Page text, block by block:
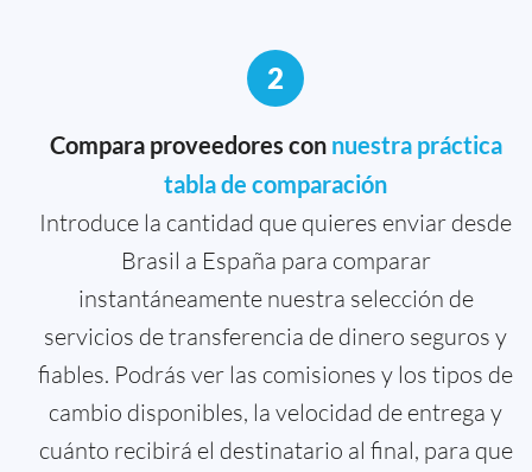
2
Compara proveedores con nuestra práctica
tabla de comparación
Introduce la cantidad que quieres enviar desde
Brasil a España para comparar
instantáneamente nuestra selección de
servicios de transferencia de dinero seguros y
fiables. Podrás ver las comisiones y los tipos de
cambio disponibles, la velocidad de entrega y
cuánto recibirá el destinatario al final, para que